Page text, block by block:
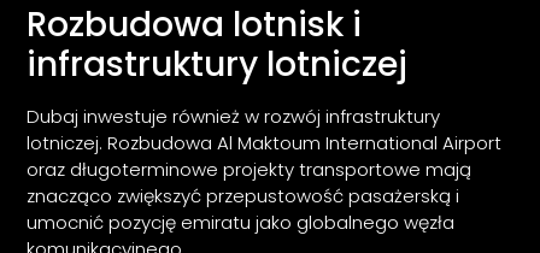
Rozbudowa lotnisk i
infrastruktury lotniczej
Dubaj inwestuje również w rozwój infrastruktury
lotniczej. Rozbudowa Al Maktoum International Airport
oraz długoterminowe projekty transportowe mają
znacząco zwiększyć przepustowość pasażerską i
umocnić pozycję emiratu jako globalnego węzła